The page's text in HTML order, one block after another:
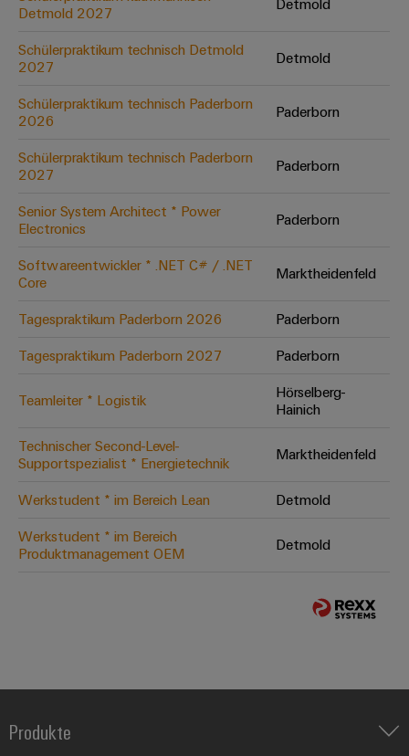
Digital
neuen Niveau
schnell
Detmold 2027
Detmold
Schülerpraktikum technisch Detmold
2027
Detmold
Schülerpraktikum technisch Paderborn
2026
Paderborn
Schülerpraktikum technisch Paderborn
2027
Paderborn
Senior System Architect * Power
Electronics
Paderborn
Softwareentwickler * .NET C# / .NET
Core
Marktheidenfeld
Tagespraktikum Paderborn 2026
Paderborn
Tagespraktikum Paderborn 2027
Paderborn
Teamleiter * Logistik
Hörselberg-
Hainich
Technischer Second-Level-
Supportspezialist * Energietechnik
Marktheidenfeld
Werkstudent * im Bereich Lean
Detmold
Werkstudent * im Bereich
Produktmanagement OEM
Detmold
Produkte